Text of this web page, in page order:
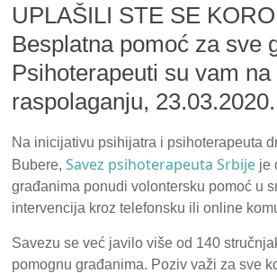
UPLAŠILI STE SE
Besplatna pomoć za sve
Psihoterapeuti su vam na
raspolaganju, 23.03.2020.
Na inicijativu psihijatra i psihoterapeuta
Bubere,Savez psihoterapeuta Srbije je
građanima ponudi volontersku pomoć u
intervencija kroz telefonsku ili online
Savezu se već javilo više od 140
pomognu građanima. Poziv važi za sve